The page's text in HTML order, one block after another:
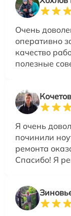
Очень
оперативно
качество
полезные
Я очень
починили
ремонта
Спасибо! Я